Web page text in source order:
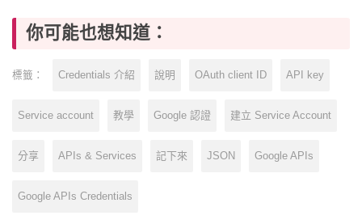
你可能也想知道：
標籤： Credentials 介紹 說明 OAuth client ID API key
Service account 教學 Google 認證 建立 Service Account
分享 APIs & Services 記下來 JSON Google APIs
Google APIs Credentials